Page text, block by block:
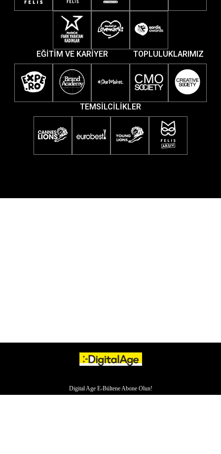
EĞİTİM VE KARİYER TOPLULUKLARIMIZ
TEMSİLCİLİKLER
Digital Age E-Bültene Abone Olun!